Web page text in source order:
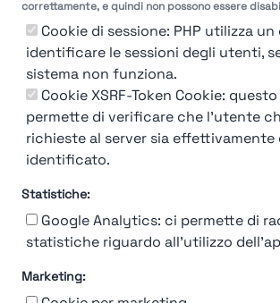
correttamente, e quindi non possono essere
Cookie di sessione: PHP utilizza
identificare le sessioni degli utenti,
sistema non funziona.
Cookie XSRF-Token Cookie:
permette di verificare che l'utente
richieste al server sia effettivamente
identificato.
Statistiche:
Google Analytics: ci permette di
statistiche riguardo all'utilizzo
Marketing:
You're Not logged in
LoginorIscrivitiper